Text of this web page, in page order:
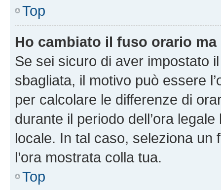
Top
Ho cambiato il fuso orario ma
Se sei sicuro di aver impostato
sbagliata, il motivo può essere
per calcolare le differenze di
durante il periodo dell’ora
locale. In tal caso, seleziona
l’ora mostrata colla tua.
Top